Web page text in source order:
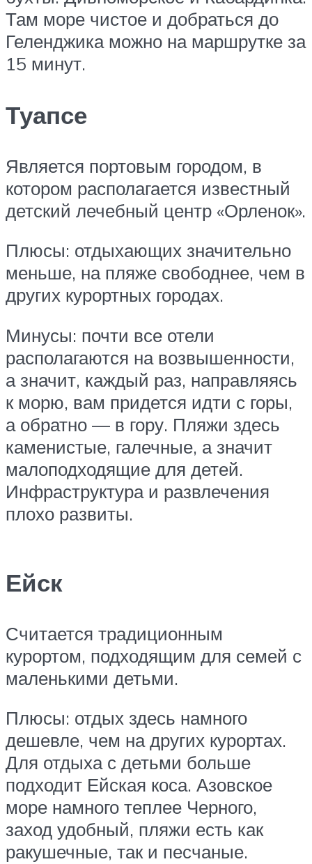
Там море чистое и добраться до
Геленджика можно на маршрутке за
15 минут.
Туапсе
Является портовым городом, в
котором располагается известный
детский лечебный центр «Орленок».
Плюсы: отдыхающих значительно
меньше, на пляже свободнее, чем в
других курортных городах.
Минусы: почти все отели
располагаются на возвышенности,
а значит, каждый раз, направляясь
к морю, вам придется идти с горы,
а обратно — в гору. Пляжи здесь
каменистые, галечные, а значит
малоподходящие для детей.
Инфраструктура и развлечения
плохо развиты.
Ейск
Считается традиционным
курортом, подходящим для семей с
маленькими детьми.
Плюсы: отдых здесь намного
дешевле, чем на других курортах.
Для отдыха с детьми больше
подходит Ейская коса. Азовское
море намного теплее Черного,
заход удобный, пляжи есть как
ракушечные, так и песчаные.